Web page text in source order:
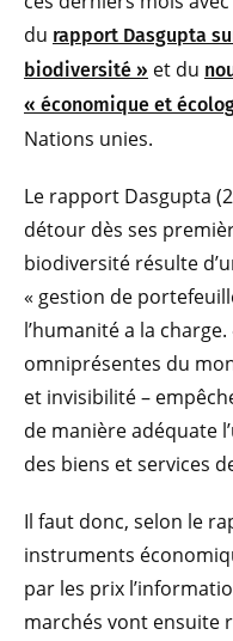
du rapport Dasgupta
biodiversité » et du
« économique et
Nations unies.
Le rapport Dasgupta
détour dès ses
biodiversité résulte
« gestion de
l’humanité a la
omniprésentes du
et invisibilité –
de manière adéquate
des biens et services
Il faut donc, selon le
instruments
par les prix
marchés vont ensuite